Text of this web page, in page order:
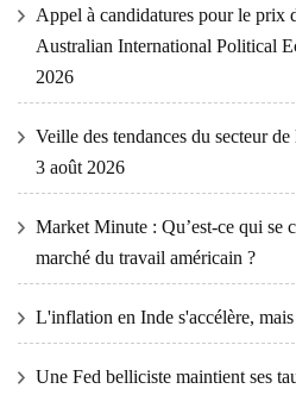
Appel à candidatures pour le prix
Australian International Political
2026
Veille des tendances du secteur de
3 août 2026
Market Minute : Qu’est-ce qui se
marché du travail américain ?
L'inflation en Inde s'accélère,
Une Fed belliciste maintient ses